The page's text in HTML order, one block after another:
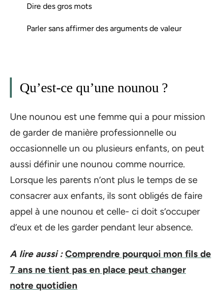
Dire des gros mots
Parler sans affirmer des arguments de valeur
Qu’est-ce qu’une nounou ?
Une nounou est une femme qui a pour mission
de garder de manière professionnelle ou
occasionnelle un ou plusieurs enfants, on peut
aussi définir une nounou comme nourrice.
Lorsque les parents n’ont plus le temps de se
consacrer aux enfants, ils sont obligés de faire
appel à une nounou et celle- ci doit s’occuper
d’eux et de les garder pendant leur absence.
A lire aussi : Comprendre pourquoi mon fils de
7 ans ne tient pas en place peut changer
notre quotidien